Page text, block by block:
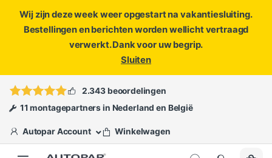
Wij zijn deze week weer opgestart na vakantiesluiting.
Bestellingen en berichten worden wellicht vertraagd
verwerkt. Dank voor uw begrip.
Sluiten
ofopen een ticket
2.343 beoordelingen
11 montagepartners in Nederland en België
Autopar Account Winkelwagen